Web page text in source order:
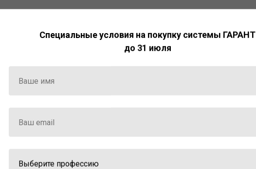
стала победителем
инноваций — 2025»
интеллект»
информация и инструменты
работы с ней.
Специальные условия на покупку системы ГАРАНТ
до 31 июля